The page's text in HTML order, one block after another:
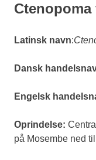
Latinsk navn:
Dansk
Engelsk
Oprindelse:
på Mosembe ned